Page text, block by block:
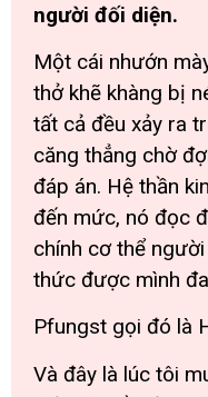
người đối diện.
Một cái nhướn
thở khẽ khàng bị
tất cả đều xảy ra
căng thẳng chờ
đáp án. Hệ thần
đến mức, nó đọc
chính cơ thể
thức được mình
Pfungst gọi đó là
Và đây là lúc tôi